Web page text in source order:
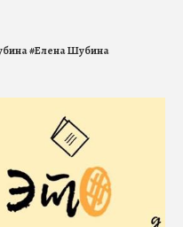
#Елена Шубина